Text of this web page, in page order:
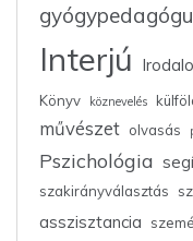
Interjú
Könyv
köznevelés
művészet olvasás
Pszichológia
szakirányválasztás
asszisztancia